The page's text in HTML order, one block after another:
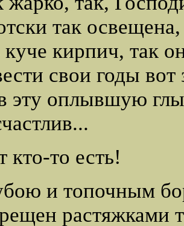
так освещена,
куче кирпич, так
свои годы вот
эту оплывшую
кто-то есть!
и топочным
растяжками